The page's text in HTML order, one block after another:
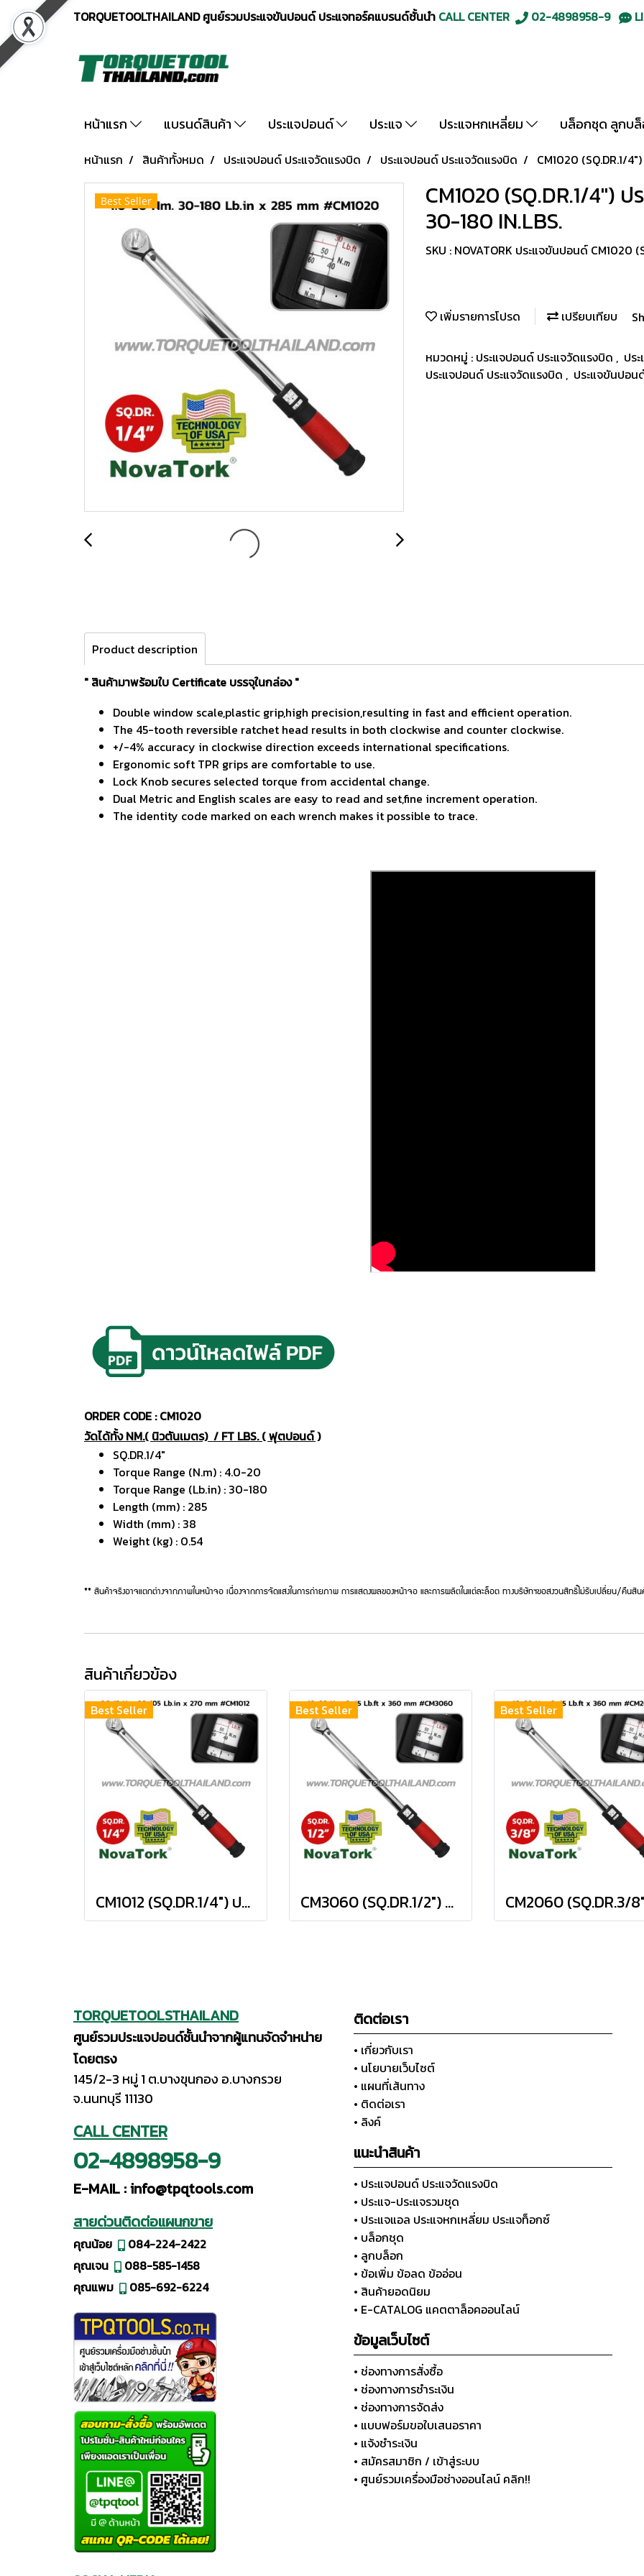
TORQUETOOLTHAILAND ศูนย์รวมประแจขันปอนด์ ประแจทอร์คแบรนด์ชั้นนำ CALL CENTER 02-4898958-9
หน้าแรก แบรนด์สินค้า ประแจปอนด์ ประแจ ประแจหกเหลี่ยม บล็อกชุด ลูกบ
หน้าแรก สินค้าทั้งหมด ประแจปอนด์ ประแจวัดแรงบิด ประแจปอนด์ ประแจวัดแรงบิด CM1020 (SQ.DR.1/
Best Seller
CM1020 (SQ.DR.1/4")
30-180 IN.LBS.
SKU : NOVATORK ประแจขันปอนด์ CM1020
เพิ่มรายการโปรด เปรียบเทียบ
หมวดหมู่ : ประแจปอนด์ ประแจวัดแรงบิด , ปร
ประแจปอนด์ ประแจวัดแรงบิด , ประแจขันปอน
Product description
" สินค้ามาพร้อมใบ Certificate บรรจุในกล่อง "
Double window scale,plastic grip,high precision,resulting in fast and efficient operation.
The 45-tooth reversible ratchet head results in both clockwise and counter clockwise.
+/-4% accuracy in clockwise direction exceeds international specifications.
Ergonomic soft TPR grips are comfortable to use.
Lock Knob secures selected torque from accidental change.
Dual Metric and English scales are easy to read and set,fine increment operation.
The identity code marked on each wrench makes it possible to trace.
ORDER CODE : CM1020
วัดได้ทั้ง NM.( นิวตันเมตร) / FT LBS. ( ฟุตปอนด์ )
SQ.DR.1/4"
Torque Range (N.m) : 4.0-20
Torque Range (Lb.in) : 30-180
Length (mm) : 285
Width (mm) : 38
Weight (kg) : 0.54
** สินค้าจริงอาจแตกต่างจากภาพในหน้าจอ เนื่องจากการจัดแสงในการถ่ายภาพ การแสดงผลของหน้าจอ และการผลิตในแต่ละล็อต ทางบริษัทฯขอสงวนสิทธิ์ไม่รับเปลี่ยน/คืนสิน
สินค้าเกี่ยวข้อง
Best Seller
CM1012 (SQ.DR.1/4") ประแจขันปอนด์ 2.5-12 Nm / 20-105 IN.LBS.
Best Seller
CM3060 (SQ.DR.1/2") ประแจขันปอนด์ 10-60 Nm / 9-45 FT.LBS.
Best Seller
TORQUETOOLSTHAILAND
ศูนย์รวมประแจปอนด์ชั้นนำจากผู้แทนจัดจำหน่าย
โดยตรง
145/2-3 หมู่ 1 ต.บางขุนกอง อ.บางกรวย
จ.นนทบุรี 11130
CALL CENTER
02-4898958-9
E-MAIL :info@tpqtools.com
สายด่วนติดต่อแผนกขาย
คุณน้อย
084-224-2422
คุณเจน
088-585-1458
คุณแพม
085-692-6224
ติดต่อเรา
• เกี่ยวกับเรา
• นโยบายเว็บไซต์
• แผนที่เส้นทาง
• ติดต่อเรา
• ลิงค์
แนะนำสินค้า
• ประแจปอนด์ ประแจวัดแรงบิด
• ประแจ-ประแจรวมชุด
• ประแจแอล ประแจหกเหลี่ยม ประแจท็อกซ์
• บล็อกชุด
• ลูกบล็อก
• ข้อเพิ่ม ข้อลด ข้ออ่อน
• สินค้ายอดนิยม
• E-CATALOG แคตตาล็อคออนไลน์
ข้อมูลเว็บไซต์
• ช่องทางการสั่งซื้อ
• ช่องทางการชำระเงิน
• ช่องทางการจัดส่ง
• แบบฟอร์มขอใบเสนอราคา
• แจ้งชำระเงิน
• สมัครสมาชิก / เข้าสู่ระบบ
• ศูนย์รวมเครื่องมือช่างออนไลน์ คลิก!!